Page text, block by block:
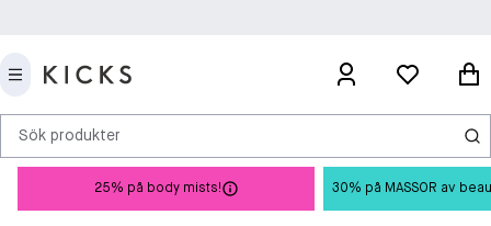
Sök produkter
25% på body mists! 30% på MASSOR av